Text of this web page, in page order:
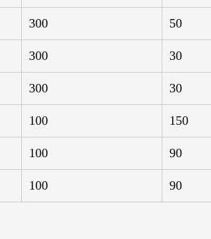
300 50
300 30
300 30
100 150
100 90
100 90